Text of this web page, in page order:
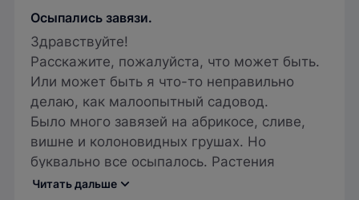
Осыпались завязи.
Здравствуйте!
Расскажите, пожалуйста, что может быть.
Или может быть я что-то неправильно
делаю, как малоопытный садовод.
Было много завязей на абрикосе, сливе,
вишне и колоновидных грушах. Но
буквально все осыпалось. Растения
посажены 2-3 года назад ( разные в
Читать дальше